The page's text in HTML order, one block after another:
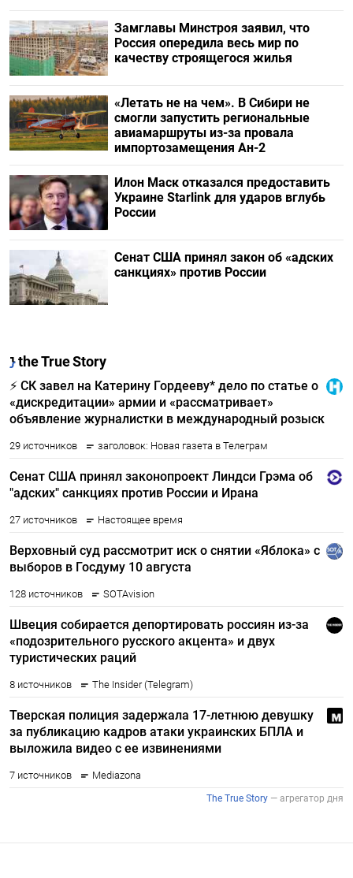
Замглавы Минстроя заявил, что
Россия опередила весь мир по
качеству строящегося жилья
«Летать не на чем». В Сибири не
смогли запустить региональные
авиамаршруты из-за провала
импортозамещения Ан-2
Илон Маск отказался предоставить
Украине Starlink для ударов вглубь
России
Сенат США принял закон об «адских
санкциях» против России